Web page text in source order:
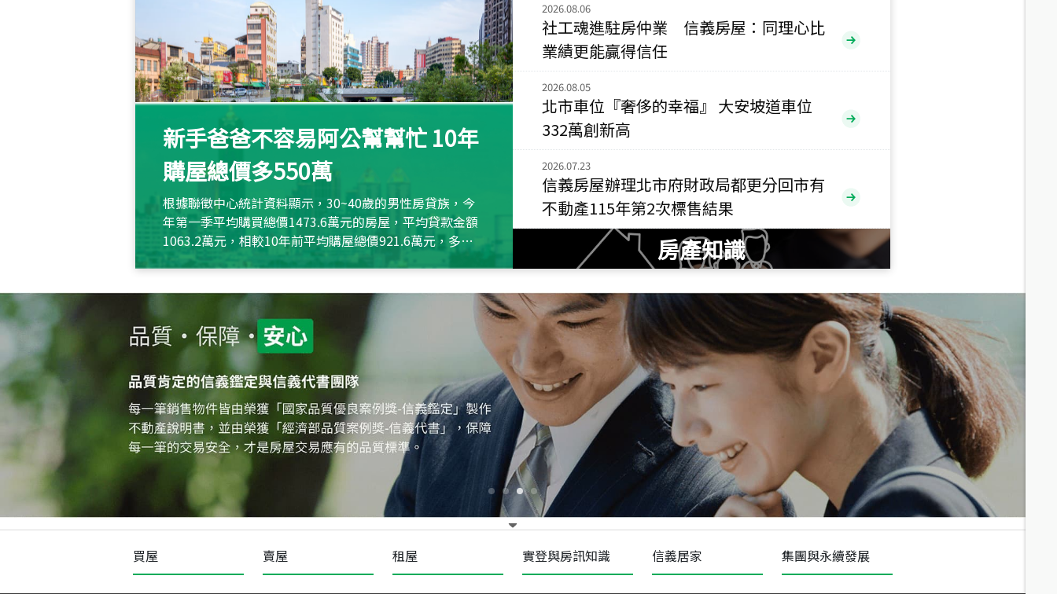
新北市永和區環河西路二段
115年07月 成交
央央 5,800萬
115年
小西華 1,938萬
115 年07 月 成交
捷豹
台北市中山區長春路
115年07月 成交
十泉十美
台北市北投區光明路
總價
1,020萬
年 07月 成交
四維天廈
新竹市新竹市四維路
總價
490萬
115 月 成交
菁英典藏
新竹市新竹市慈祥路
1,808
新手爸爸不容易阿公幫幫忙 10年
購屋總價多550萬
根據聯徵中心統計資料顯示，30~40歲的男性房貸族，今
年第一季平均購買總價1473.6萬元的房屋，平均貸款金額
1063.2萬元，相較10年前平均購屋總價921.6萬元，多出
約550萬元，且貸款金額也多
2026.08.06
社工魂進駐房仲業 信義房屋：同理心比
業績更能贏得信任
2026.08.05
北市車位『奢侈的幸福』 大安坡道車位
332萬創新高
2026.07.23
信義房屋辦理北市府財政局都更分回市有
不動產115年第2次標售結果
房產知識
買屋 賣屋 租屋 實登與房訊知識 信義居家 集團與永續發展